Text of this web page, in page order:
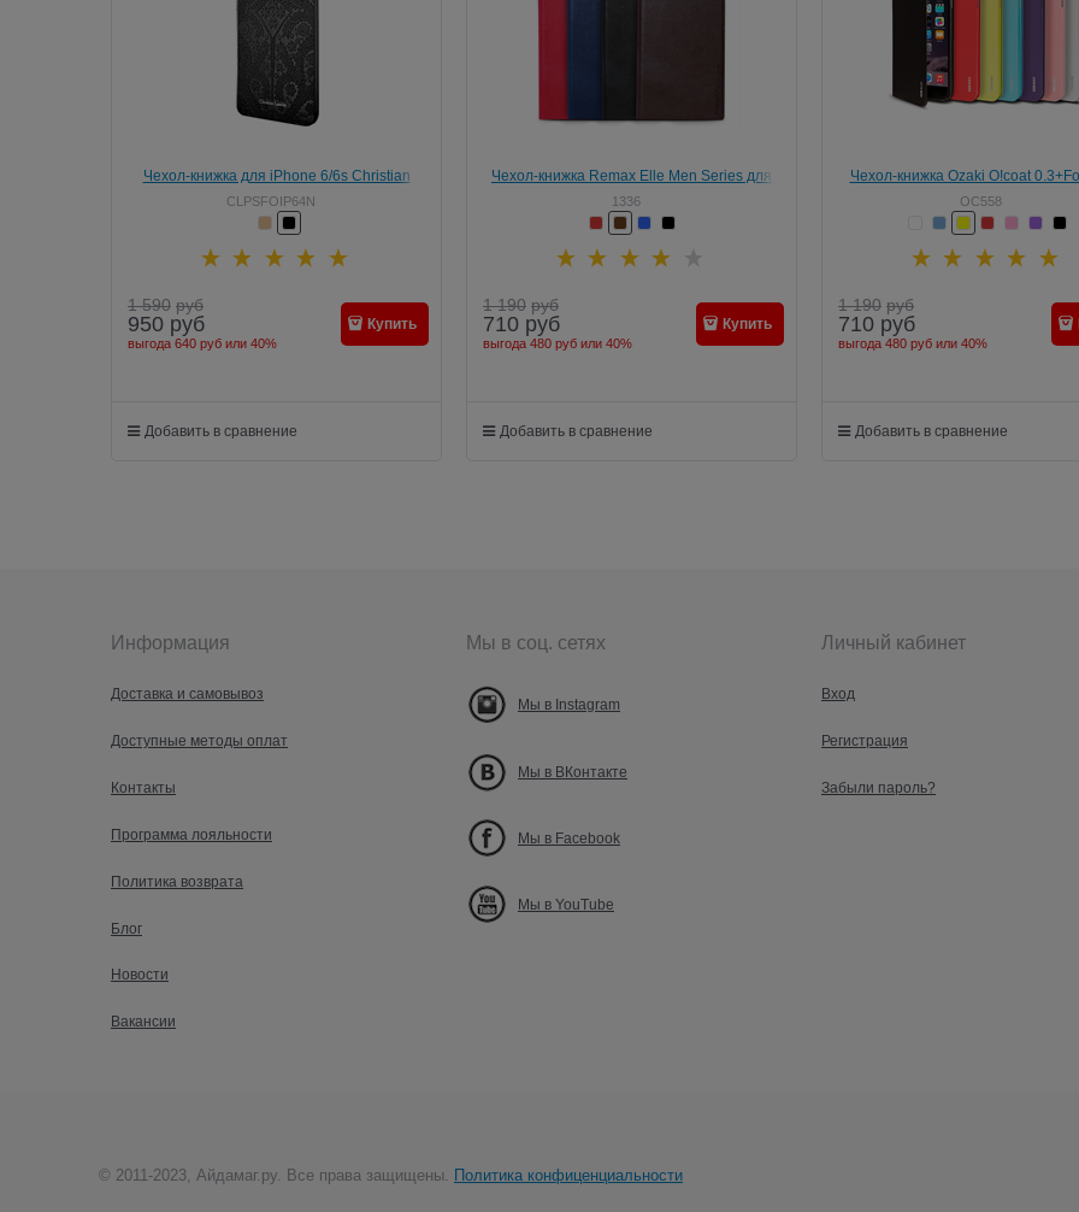
Чехол-книжка для iPhone 6/6s Christian
Lacroix Paséo Collection Embossed design
elastic Moleskin closing
CLPSFOIP64N
1 590 руб
950 руб
выгода 640 руб или 40%
Купить
Добавить в сравнение
Чехол-книжка Remax Elle Men Series для
Apple iPhone 6/6s
1336
1 190 руб
710 руб
выгода 480 руб или 40%
Купить
Добавить в сравнение
Чехол-книжка Ozaki O!coat
iPhone 6/6s
OC558
1 190 руб
710 руб
выгода 480 руб или 40%
Добавить в сравнение
Информация
Доставка и самовывоз
Доступные методы оплат
Контакты
Программа лояльности
Политика возврата
Блог
Новости
Вакансии
Мы в соц. сетях
Мы в Instagram
Мы в ВКонтакте
Мы в Facebook
Мы в YouTube
Личный кабинет
Вход
Регистрация
Забыли пароль?
© 2011-2023, Айдамаг.ру. Все права защищены. Политика конфиценциальности